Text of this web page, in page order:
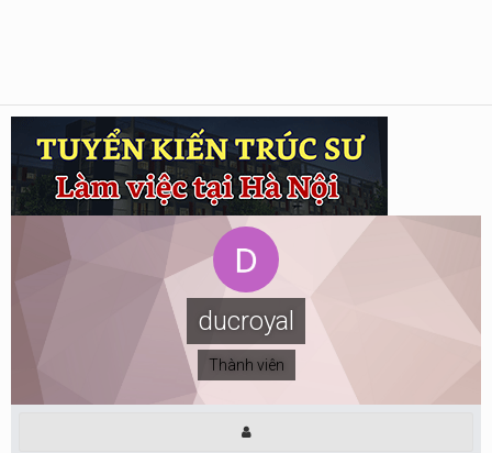
ducroyal
Thành viên